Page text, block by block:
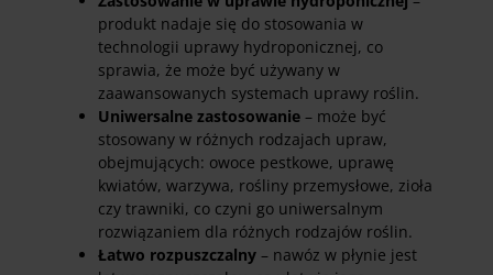
produkt nadaje się do stosowania w
technologii uprawy hydroponicznej, co
sprawia, że może być używany w
zaawansowanych systemach uprawy roślin.
Uniwersalne zastosowanie – może być
stosowany w różnych rodzajach upraw,
obejmujących: owoce pestkowe, uprawę
kwiatów, warzywa, rośliny przemysłowe, zioła
czy trawniki, co czyni go uniwersalnym
rozwiązaniem dla różnych rodzajów roślin.
Łatwo rozpuszczalny – nawóz w płynie jest